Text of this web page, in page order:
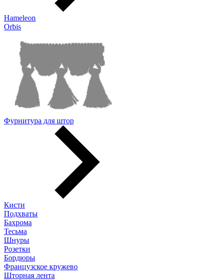
Hameleon
Orbis
Фурнитура для штор
Кисти
Подхваты
Бахрома
Тесьма
Шнуры
Розетки
Бордюры
Французское кружево
Шторная лента